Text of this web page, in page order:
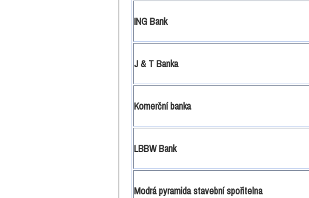
ING Bank
J & T Banka
Komerční banka
LBBW Bank
Modrá pyramida stavební spořitelna